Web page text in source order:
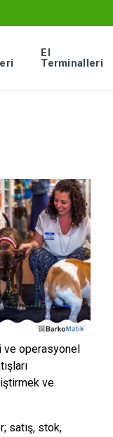
El
Terminalleri
operasyonel
ve
satış, stok,